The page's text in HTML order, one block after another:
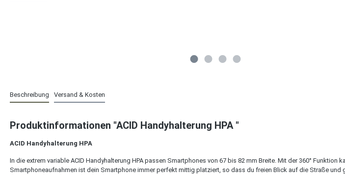
Beschreibung Versand & Kosten
Produktinformationen "ACID Handyhalterung HPA "
ACID Handyhalterung HPA
In die extrem variable ACID Handyhalterung HPA passen Smartphones von 67 bis 82 mm Breite. Mit der 360°
Smartphoneaufnahmen ist dein Smartphone immer perfekt mittig platziert, so dass du freien Blick auf die Straße